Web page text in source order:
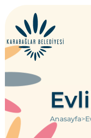
Anasayfa>